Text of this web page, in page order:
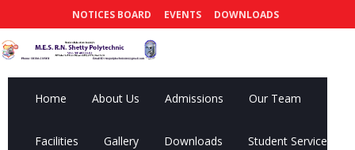
NOTICES BOARD EVENTS DOWNLOADS
Home About Us Admissions Our Team
Facilities Gallery Downloads Student Services